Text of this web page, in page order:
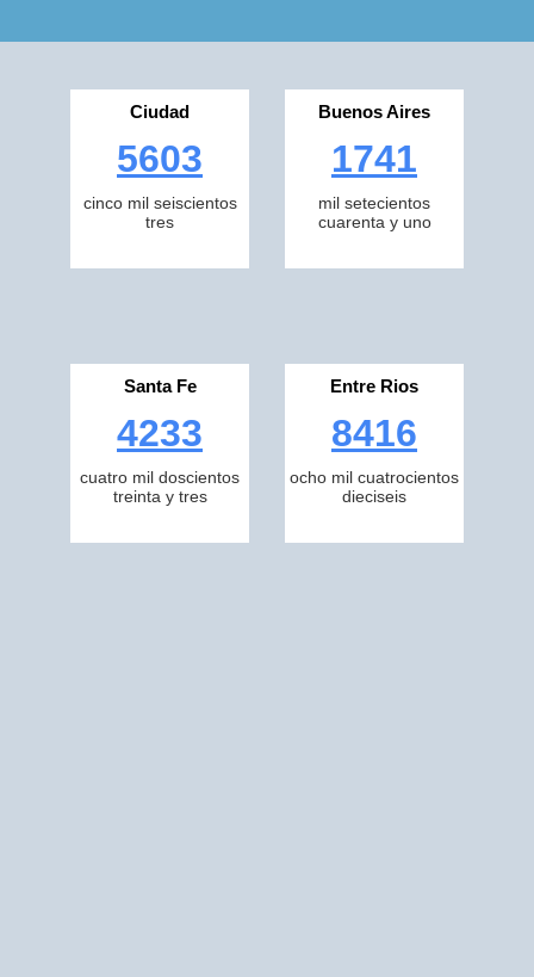
Ciudad
5603
cinco mil seiscientos
tres
Buenos Aires
1741
mil setecientos
cuarenta y uno
Santa Fe
4233
cuatro mil doscientos
treinta y tres
Entre Rios
8416
ocho mil cuatrocientos
dieciseis